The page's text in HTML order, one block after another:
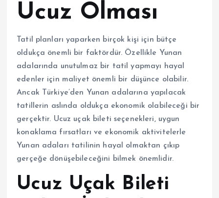
Ucuz Olması
Tatil planları yaparken birçok kişi için bütçe
oldukça önemli bir faktördür. Özellikle Yunan
adalarında unutulmaz bir tatil yapmayı hayal
edenler için maliyet önemli bir düşünce olabilir.
Ancak Türkiye’den Yunan adalarına yapılacak
tatillerin aslında oldukça ekonomik olabileceği bir
gerçektir. Ucuz uçak bileti seçenekleri, uygun
konaklama fırsatları ve ekonomik aktivitelerle
Yunan adaları tatilinin hayal olmaktan çıkıp
gerçeğe dönüşebileceğini bilmek önemlidir.
Ucuz Uçak Bileti